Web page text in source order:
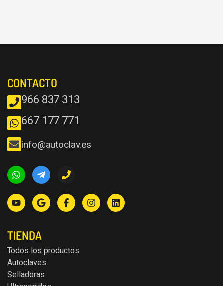
CONTACTO
966 837 313
667 177 771
info@autoclav.es
TIENDA
Todos los productos
Autoclaves
Selladoras